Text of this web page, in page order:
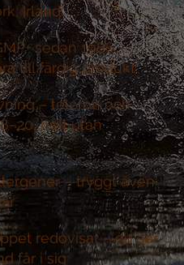
Irland
sedan 1986 –
till färdig produkt
–telefon och
helt utan
–tryggt även
redovisat –du ser
får i sig